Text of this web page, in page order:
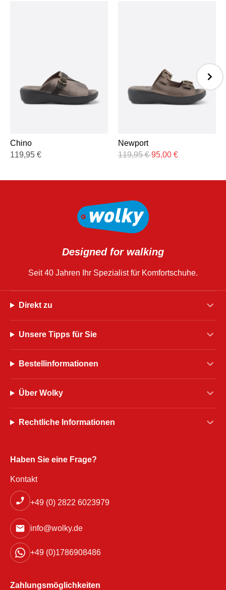
Chino
119,95 €
Newport
119,95€ 95,00 €
Designed for walking
Seit 40 Jahren Ihr Spezialist für Komfortschuhe.
Direkt zu
Unsere Tipps für Sie
Bestellinformationen
Über Wolky
Rechtliche Informationen
Haben Sie eine Frage?
Kontakt
+49 (0) 2822 6023979
info@wolky.de
+49 (0)1786908486
Zahlungsmöglichkeiten